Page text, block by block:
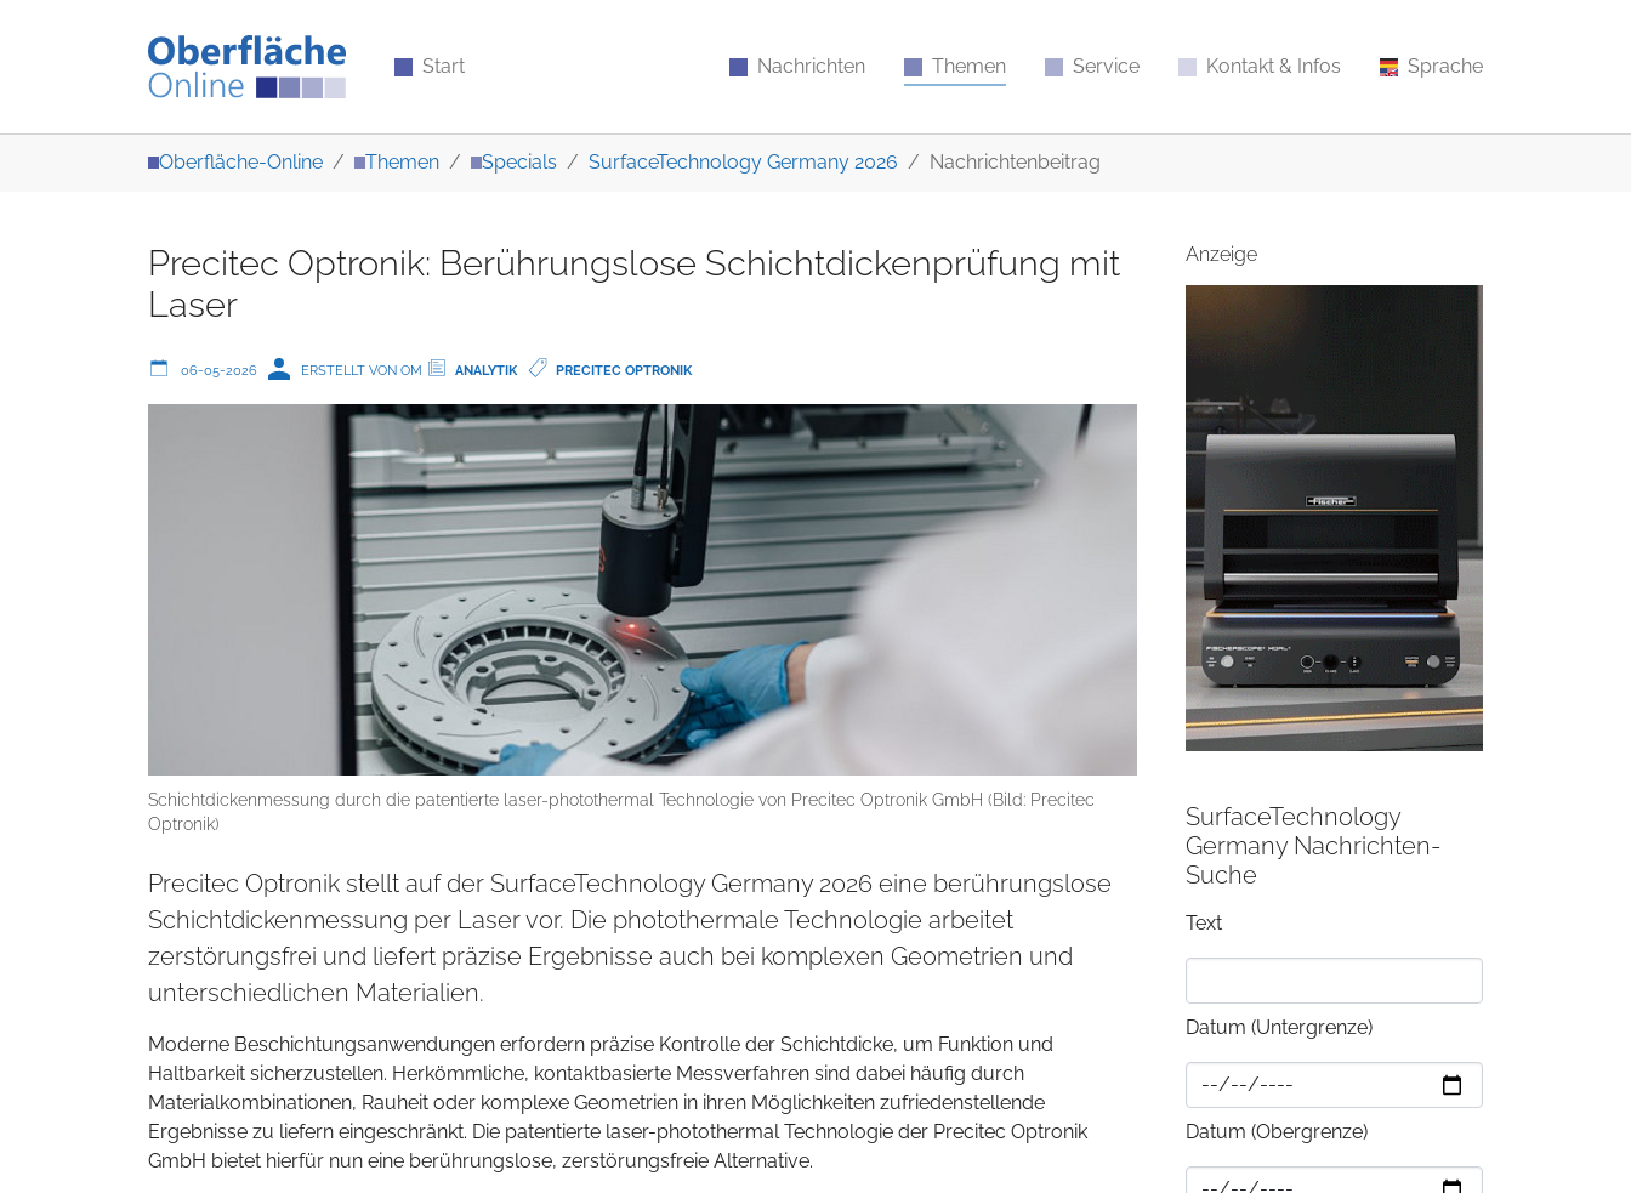
Start Nachrichten Themen Service Kontakt & Infos Sprache
Oberfläche-Online Themen Specials SurfaceTechnology Germany 2026 Nachrichtenbeitrag
Precitec Optronik: Berührungslose Schichtdickenprüfung mit
Laser
06-05-2026 ERSTELLT VON OM ANALYTIK PRECITEC OPTRONIK
Schichtdickenmessung durch die patentierte laser-photothermal Technologie von Precitec Optronik GmbH (Bild: Precitec
Optronik)
Precitec Optronik stellt auf der SurfaceTechnology Germany 2026 eine berührungslose
Schichtdickenmessung per Laser vor. Die photothermale Technologie arbeitet
zerstörungsfrei und liefert präzise Ergebnisse auch bei komplexen Geometrien und
unterschiedlichen Materialien.
Moderne Beschichtungsanwendungen erfordern präzise Kontrolle der Schichtdicke, um Funktion und
Haltbarkeit sicherzustellen. Herkömmliche, kontaktbasierte Messverfahren sind dabei häufig durch
Materialkombinationen, Rauheit oder komplexe Geometrien in ihren Möglichkeiten zufriedenstellende
Ergebnisse zu liefern eingeschränkt. Die patentierte laser-photothermal Technologie der Precitec Optronik
GmbH bietet hierfür nun eine berührungslose, zerstörungsfreie Alternative.
Anzeige
SurfaceTechnology
Germany Nachrichten-
Suche
Text
Datum (Untergrenze)
Datum (Obergrenze)